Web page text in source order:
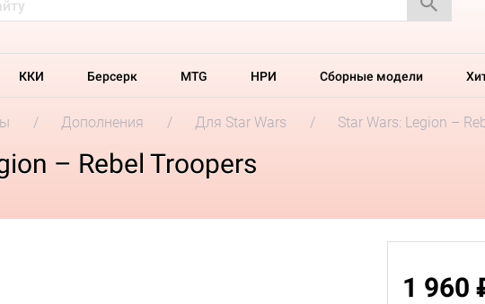
ККИ Берсерк MTG НРИ Сборные модели
Дополнения Для Star Wars Star Wars: Legion –
– Rebel Troopers
1 960